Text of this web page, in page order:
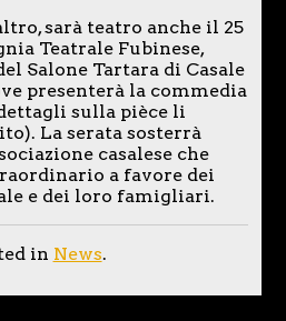
sarà teatro anche il 25
Teatrale Fubinese,
Salone Tartara di Casale
presenterà la commedia
sulla pièce li
La serata sosterrà
casalese che
a favore dei
e dei loro famigliari.
in News.